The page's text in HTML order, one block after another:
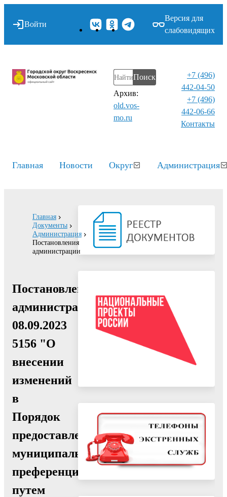
Войти
Версия для
слабовидящих
Поиск
Архив:
old.vos-
mo.ru
+7 (496)
442-04-50
+7 (496)
442-06-66
Контакты⁠
Главная Новости Округ Администрация
Главная
Документы
Администрация
Постановления
администрации
Постановление
администрации
08.09.2023
5156 "О
внесении
изменений
в
Порядок
предоставления
муниципальной
преференции
путем